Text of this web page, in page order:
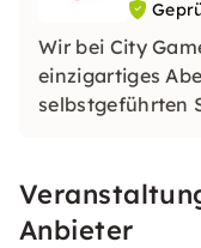
Wir bei City
einzigartiges
selbstgeführten
entdecke
Neues,
Anbieter